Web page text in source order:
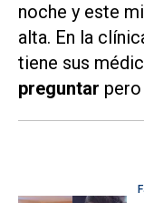
noche y este
alta. En la
tiene sus
preguntar